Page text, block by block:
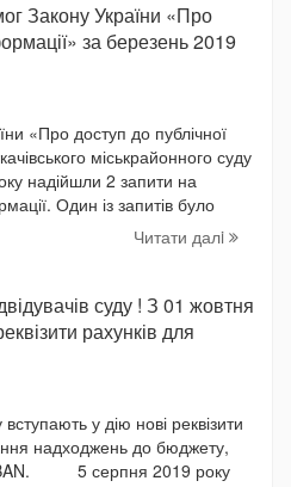
Закону України «Про
за березень 2019
«Про доступ до публічної
міськрайонного суду
надійшли 2 запити на
Один із запитів було
Читати далi
суду ! З 01 жовтня
рахунків для
у дію нові реквізити
надходжень до бюджету,
IBAN. 5 серпня 2019 року